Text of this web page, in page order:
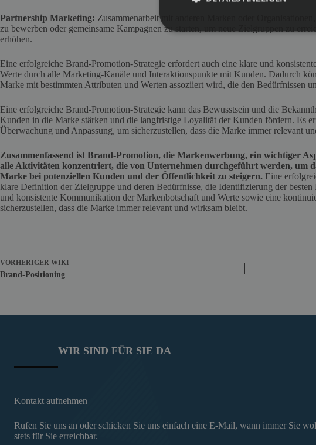
Partnership Marketing: Zusammenarbeit mit anderen Marken oder
zu bewerben oder gemeinsame Kampagnen zu starten, um neue Zielgruppen zu
erhöhen.
Eine erfolgreiche Brand-Promotion-Strategie erfordert auch eine klare und
Werte durch alle Marketing-Kanäle und Interaktionspunkte mit Kunden. Dadurch
Marke mit bestimmten Attributen und Werten assoziiert wird, die den Bedürfnissen
Eine erfolgreiche Brand-Promotion-Strategie kann das Bewusstsein und die
Kunden in die Marke stärken und die langfristige Loyalität der Kunden fördern. Es
Überwachung und Anpassung, um sicherzustellen, dass die Marke immer relevant
Zusammenfassend ist Brand-Promotion, die Markenwerbung, ein wichtiger
alle Aktivitäten konzentriert, die von Unternehmen durchgeführt werden, um
Marke bei potenziellen Kunden und der Öffentlichkeit zu steigern. Eine
klare Definition der Zielgruppe und deren Bedürfnisse, die Identifizierung der
und konsistente Kommunikation der Markenbotschaft und Werte sowie eine
sicherzustellen, dass die Marke immer relevant und wirksam bleibt.
VORHERIGER WIKI
Brand-Positioning
WIR SIND FÜR SIE DA
Kontakt aufnehmen
Rufen Sie uns an oder schicken Sie uns einfach eine E-Mail, wann immer Sie
stets für Sie erreichbar.